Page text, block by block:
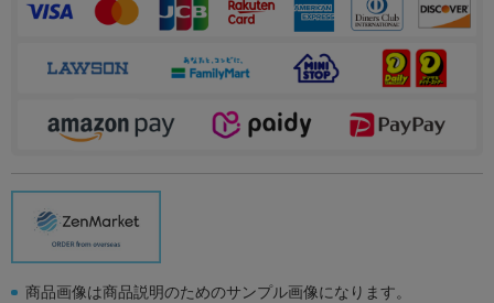
商品画像は商品説明のためのサンプル画像になります。